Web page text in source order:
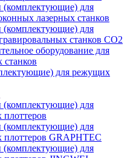
(комплектующие) для
лазерных станков
(комплектующие) для
станков CO2
оборудование для
станков
для режущих
(комплектующие) для
(комплектующие) для
GRAPHTEC
(комплектующие) для